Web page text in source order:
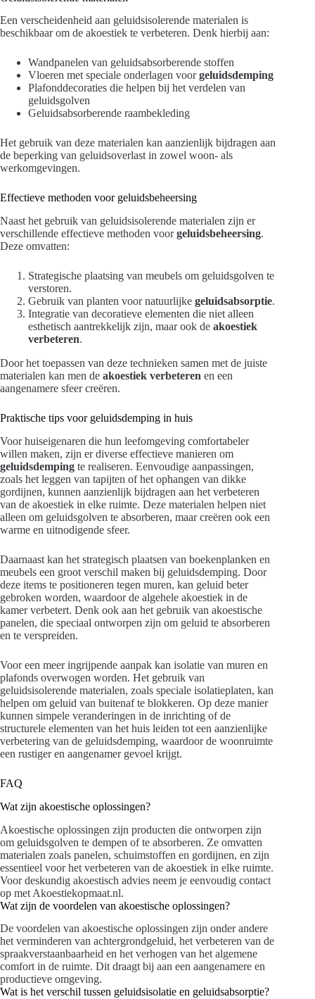
Een verscheidenheid aan geluidsisolerende materialen is
beschikbaar om de akoestiek te verbeteren. Denk hierbij aan:
Wandpanelen van geluidsabsorberende stoffen
Vloeren met speciale onderlagen voorgeluidsdemping
Plafonddecoraties die helpen bij het verdelen van
geluidsgolven
Geluidsabsorberende raambekleding
Het gebruik van deze materialen kan aanzienlijk bijdragen aan
de beperking van geluidsoverlast in zowel woon- als
werkomgevingen.
Effectieve methoden voor geluidsbeheersing
Naast het gebruik van geluidsisolerende materialen zijn er
verschillende effectieve methoden voorgeluidsbeheersing.
Deze omvatten:
Strategische plaatsing van meubels om geluidsgolven te
verstoren.
Gebruik van planten voor natuurlijke geluidsabsorptie.
Integratie van decoratieve elementen die niet alleen
esthetisch aantrekkelijk zijn, maar ook de akoestiek
verbeteren.
Door het toepassen van deze technieken samen met de juiste
materialen kan men de akoestiek verbeteren en een
aangenamere sfeer creëren.
Praktische tips voor geluidsdemping in huis
Voor huiseigenaren die hun leefomgeving comfortabeler
willen maken, zijn er diverse effectieve manieren om
geluidsdemping te realiseren. Eenvoudige aanpassingen,
zoals het leggen van tapijten of het ophangen van dikke
gordijnen, kunnen aanzienlijk bijdragen aan het verbeteren
van de akoestiek in elke ruimte. Deze materialen helpen niet
alleen om geluidsgolven te absorberen, maar creëren ook een
warme en uitnodigende sfeer.
Daarnaast kan het strategisch plaatsen van boekenplanken en
meubels een groot verschil maken bij geluidsdemping. Door
deze items te positioneren tegen muren, kan geluid beter
gebroken worden, waardoor de algehele akoestiek in de
kamer verbetert. Denk ook aan het gebruik van akoestische
panelen, die speciaal ontworpen zijn om geluid te absorberen
en te verspreiden.
Voor een meer ingrijpende aanpak kan isolatie van muren en
plafonds overwogen worden. Het gebruik van
geluidsisolerende materialen, zoals speciale isolatieplaten, kan
helpen om geluid van buitenaf te blokkeren. Op deze manier
kunnen simpele veranderingen in de inrichting of de
structurele elementen van het huis leiden tot een aanzienlijke
verbetering van de geluidsdemping, waardoor de woonruimte
een rustiger en aangenamer gevoel krijgt.
FAQ
Wat zijn akoestische oplossingen?
Akoestische oplossingen zijn producten die ontworpen zijn
om geluidsgolven te dempen of te absorberen. Ze omvatten
materialen zoals panelen, schuimstoffen en gordijnen, en zijn
essentieel voor het verbeteren van de akoestiek in elke ruimte.
Voor deskundig akoestisch advies neem je eenvoudig contact
op met Akoestiekopmaat.nl.
Wat zijn de voordelen van akoestische oplossingen?
De voordelen van akoestische oplossingen zijn onder andere
het verminderen van achtergrondgeluid, het verbeteren van de
spraakverstaanbaarheid en het verhogen van het algemene
comfort in de ruimte. Dit draagt bij aan een aangenamere en
productieve omgeving.
Wat is het verschil tussen geluidsisolatie en geluidsabsorptie?